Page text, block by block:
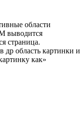
области
выводится
страница.
др область картинки и
как»